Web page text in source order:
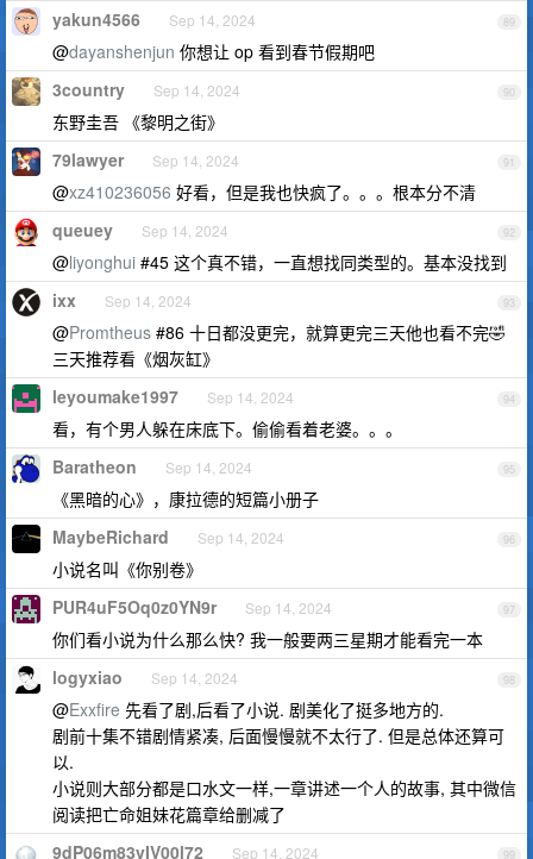
89
yakun4566 Sep 14, 2024
@dayanshenjun 你想让 op 看到春节假期吧
90
3country Sep 14, 2024
东野圭吾 《黎明之街》
91
79lawyer Sep 14, 2024
@xz410236056 好看，但是我也快疯了。。。根本分不清
92
queuey Sep 14, 2024
@liyonghui #45 这个真不错，一直想找同类型的。基本没找到
93
ixx Sep 14, 2024
@Promtheus #86 十日都没更完，就算更完三天他也看不完🤣
三天推荐看《烟灰缸》
94
leyoumake1997 Sep 14, 2024
看，有个男人躲在床底下。偷偷看着老婆。。。
95
Baratheon Sep 14, 2024
《黑暗的心》，康拉德的短篇小册子
96
MaybeRichard Sep 14, 2024
小说名叫《你别卷》
97
PUR4uF5Oq0z0YN9r Sep 14, 2024
你们看小说为什么那么快? 我一般要两三星期才能看完一本
98
logyxiao Sep 14, 2024
@Exxfire 先看了剧,后看了小说. 剧美化了挺多地方的.
剧前十集不错剧情紧凑, 后面慢慢就不太行了. 但是总体还算可
以.
小说则大部分都是口水文一样,一章讲述一个人的故事, 其中微信
阅读把亡命姐妹花篇章给删减了
99
9dP06m83vIV00l72 Sep 14, 2024